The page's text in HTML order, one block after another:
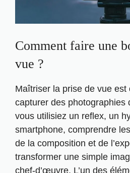
Comment faire une
vue ?
Maîtriser la prise de vue est
capturer des photographies
vous utilisiez un reflex, un
smartphone, comprendre
de la composition et de
transformer une simple
chef-d’œuvre. L’un des